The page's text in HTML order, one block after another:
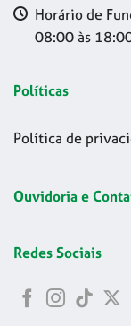
Horário de
08:00 às
Políticas
Política de
Ouvidoria e
Redes Sociais